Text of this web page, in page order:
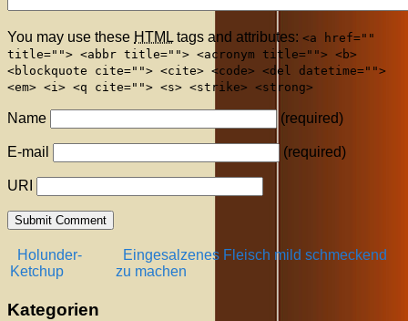
You may use these HTML tags and attributes: <a href=""
title=""> <abbr title=""> <acronym title=""> <b>
<blockquote cite=""> <cite> <code> <del datetime="">
<em> <i> <q cite=""> <s> <strike> <strong>
Name (required)
E-mail (required)
URI
Holunder-
Ketchup
Eingesalzenes Fleisch mild schmeckend
zu machen
Kategorien